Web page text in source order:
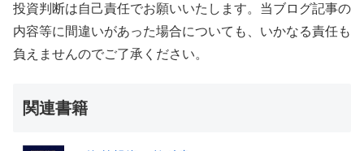
投資判断は自己責任でお願いいたします。当ブログ記事の
内容等に間違いがあった場合についても、いかなる責任も
負えませんのでご了承ください。
関連書籍